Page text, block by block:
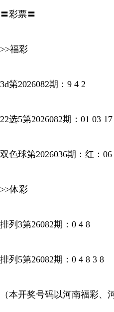
〓彩票〓
>>福彩
3d第2026082期：9 4 2
22选5第2026082期：01 03
双色球第2026036期：红：
>>体彩
排列3第26082期：0 4 8
排列5第26082期：0 4 8 3 8
（本开奖号码以河南福彩